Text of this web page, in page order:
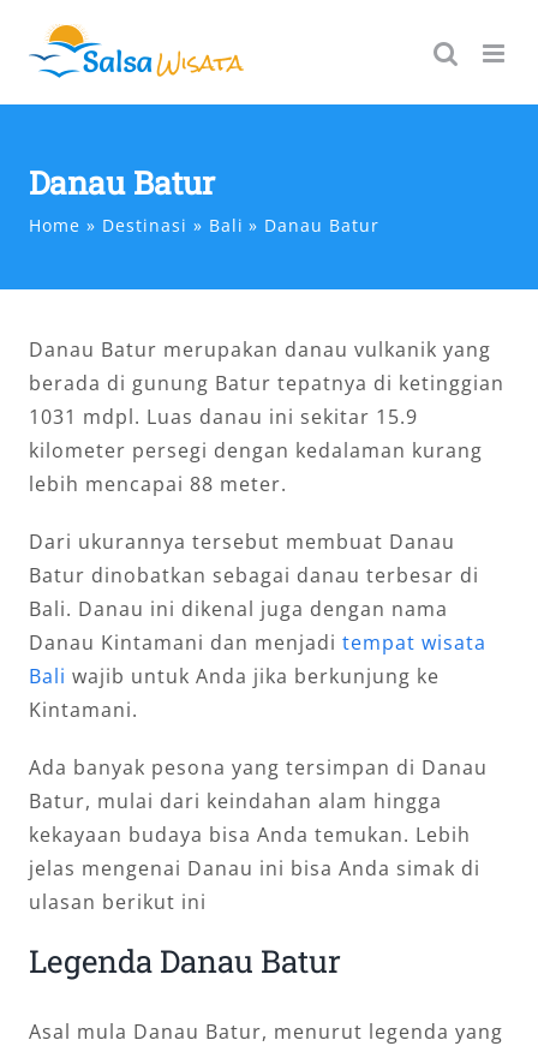
content
Danau Batur
Home Destinasi Bali Danau Batur
Danau Batur merupakan danau vulkanik yang
berada di gunung Batur tepatnya di ketinggian
1031 mdpl. Luas danau ini sekitar 15.9
kilometer persegi dengan kedalaman kurang
lebih mencapai 88 meter.
Dari ukurannya tersebut membuat Danau
Batur dinobatkan sebagai danau terbesar di
Bali. Danau ini dikenal juga dengan nama
Danau Kintamani dan menjadi tempat wisata
Bali wajib untuk Anda jika berkunjung ke
Kintamani.
Ada banyak pesona yang tersimpan di Danau
Batur, mulai dari keindahan alam hingga
kekayaan budaya bisa Anda temukan. Lebih
jelas mengenai Danau ini bisa Anda simak di
ulasan berikut ini
Legenda Danau Batur
Asal mula Danau Batur, menurut legenda yang